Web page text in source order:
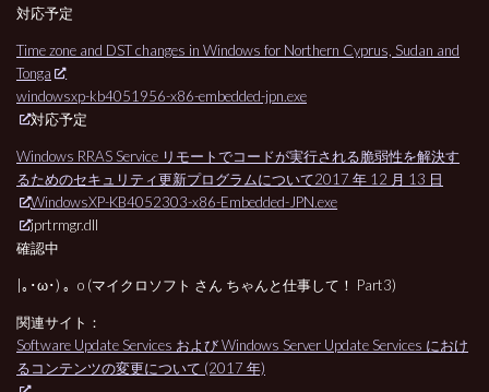
対応予定
Time zone and DST changes in Windows for Northern Cyprus, Sudan and
Tonga
windowsxp-kb4051956-x86-embedded-jpn.exe
対応予定
Windows RRAS Service リモートでコードが実行される脆弱性を解決す
るためのセキュリティ更新プログラムについて2017 年 12 月 13 日
WindowsXP-KB4052303-x86-Embedded-JPN.exe
iprtrmgr.dll
確認中
|｡･ω･) 。o (マイクロソフト さん ちゃんと仕事して！ Part3)
関連サイト：
Software Update Services および Windows Server Update Services におけ
るコンテンツの変更について (2017 年)